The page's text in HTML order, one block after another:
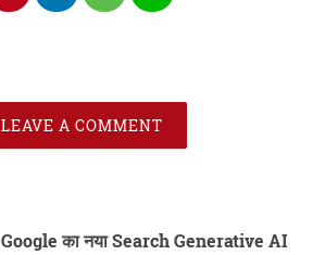
LEAVE A COMMENT
Google का नया Search Generative AI